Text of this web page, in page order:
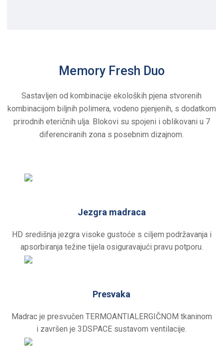
Memory Fresh Duo
Sastavljen od kombinacije ekoloških pjena stvorenih
kombinacijom biljnih polimera, vodeno pjenjenih, s dodatkom
prirodnih eteričnih ulja. Blokovi su spojeni i oblikovani u 7
diferenciranih zona s posebnim dizajnom.
Jezgra madraca
HD središnja jezgra visoke gustoće s ciljem podržavanja i
apsorbiranja težine tijela osiguravajući pravu potporu.
Presvaka
Madrac je presvučen TERMOANTIALERGIČNOM tkaninom
i završen je 3DSPACE sustavom ventilacije.